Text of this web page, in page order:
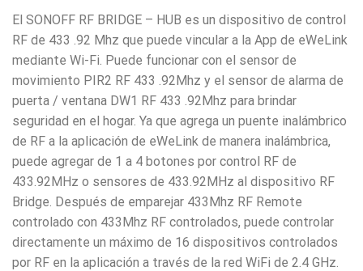
El SONOFF RF BRIDGE – HUB es un dispositivo de control
RF de 433 .92 Mhz que puede vincular a la App de eWeLink
mediante Wi-Fi. Puede funcionar con el sensor de
movimiento PIR2 RF 433 .92Mhz y el sensor de alarma de
puerta / ventana DW1 RF 433 .92Mhz para brindar
seguridad en el hogar. Ya que agrega un puente inalámbrico
de RF a la aplicación de eWeLink de manera inalámbrica,
puede agregar de 1 a 4 botones por control RF de
433.92MHz o sensores de 433.92MHz al dispositivo RF
Bridge. Después de emparejar 433Mhz RF Remote
controlado con 433Mhz RF controlados, puede controlar
directamente un máximo de 16 dispositivos controlados
por RF en la aplicación a través de la red WiFi de 2.4 GHz.